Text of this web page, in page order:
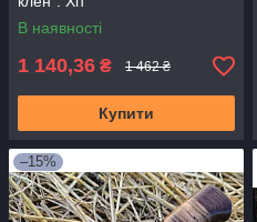
В наявності
1 140,36 ₴ 1 462 ₴
Купити
–15%